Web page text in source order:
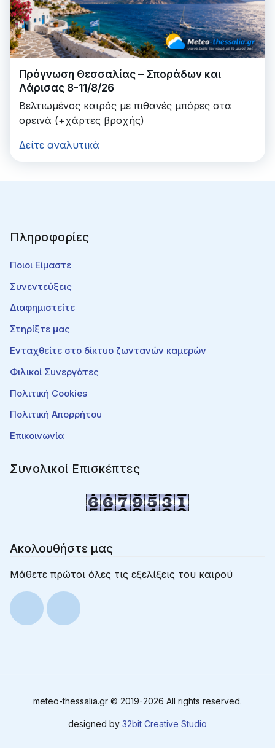
Πρόγνωση Θεσσαλίας – Σποράδων και
Λάρισας 8-11/8/26
Βελτιωμένος καιρός με πιθανές μπόρες στα
ορεινά (+χάρτες βροχής)
Δείτε αναλυτικά
Πληροφορίες
Ποιοι Είμαστε
Συνεντεύξεις
Διαφημιστείτε
Στηρίξτε μας
Ενταχθείτε στο δίκτυο ζωντανών καμερών
Φιλικοί Συνεργάτες
Πολιτική Cookies
Πολιτική Απορρήτου
Επικοινωνία
Συνολικοί Επισκέπτες
Ακολουθήστε μας
Μάθετε πρώτοι όλες τις εξελίξεις του καιρού
meteo-thessalia.gr © 2019-2026 All rights reserved.
designed by 32bit Creative Studio